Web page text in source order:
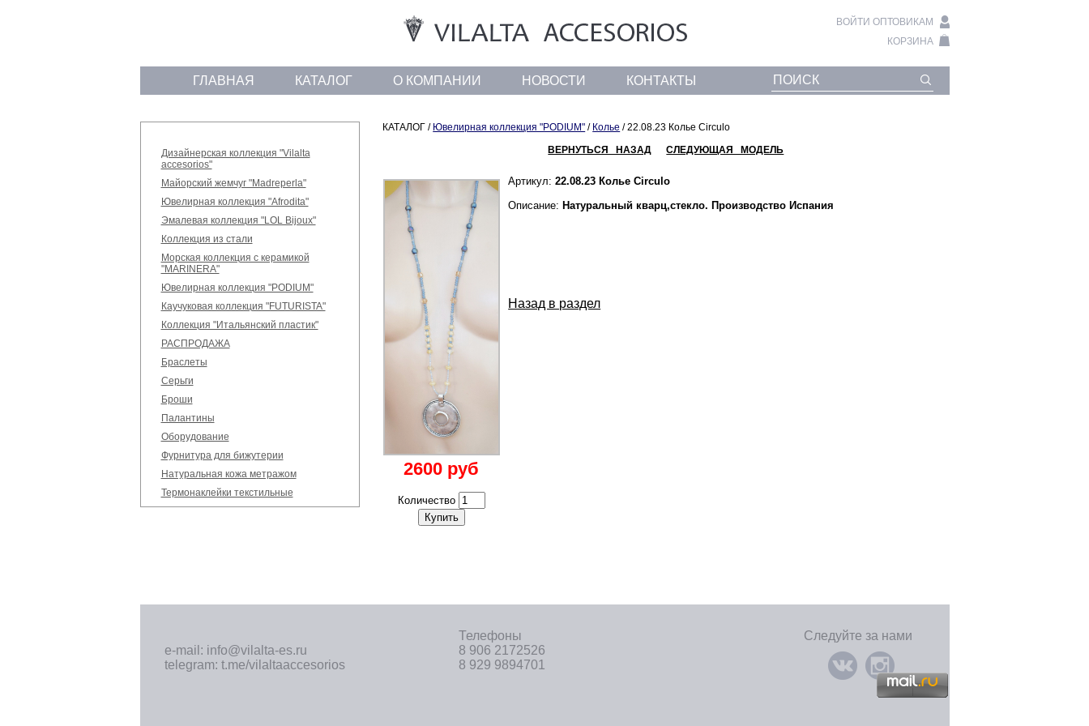
ВОЙТИ ОПТОВИКАМ
КОРЗИНА
ГЛАВНАЯ КАТАЛОГ О КОМПАНИИ НОВОСТИ КОНТАКТЫ
Дизайнерская коллекция "Vilalta
accesorios"
Майорский жемчуг "Madreperla"
Ювелирная коллекция "Afrodita"
Эмалевая коллекция "LOL Bijoux"
Коллекция из стали
Морская коллекция с керамикой
"MARINERA"
Ювелирная коллекция "PODIUM"
Каучуковая коллекция "FUTURISTA"
Коллекция "Итальянский пластик"
РАСПРОДАЖА
Браслеты
Серьги
Броши
Палантины
Оборудование
Фурнитура для бижутерии
Натуральная кожа метражом
Термонаклейки текстильные
КАТАЛОГ / Ювелирная коллекция "PODIUM" / Колье / 22.08.23 Колье Circulo
ВЕРНУТЬСЯ НАЗАД
СЛЕДУЮЩАЯ МОДЕЛЬ
2600 руб
Количество
Купить
Артикул:22.08.23 Колье Circulo
Описание: Натуральный кварц,стекло. Производство Испания
Назад в раздел
e-mail: info@vilalta-es.ru
telegram: t.me/vilaltaaccesorios
Телефоны
8 906 2172526
8 929 9894701
Следуйте за нами